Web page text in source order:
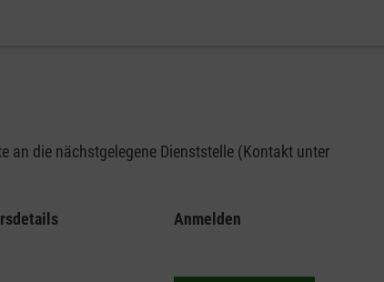
an die nächstgelegene Dienststelle (Kontakt unter
Anmelden